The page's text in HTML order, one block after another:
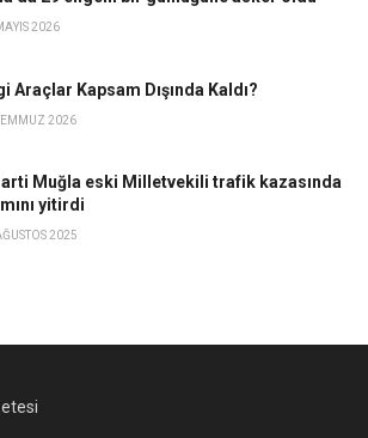
2026
Araçlar Kapsam Dışında Kaldı?
2026
Muğla eski Milletvekili trafik kazasında
yitirdi
2025